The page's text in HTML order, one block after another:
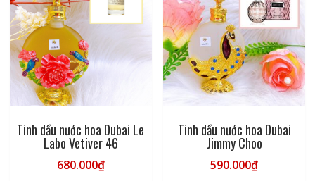
Tinh dầu nước hoa Dubai Le
Labo Vetiver 46
680.000₫
Tinh dầu nước hoa Dubai
Jimmy Choo
590.000₫